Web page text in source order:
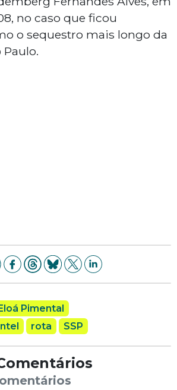
no caso que ficou
o sequestro mais longo da
Pimental
rota SSP